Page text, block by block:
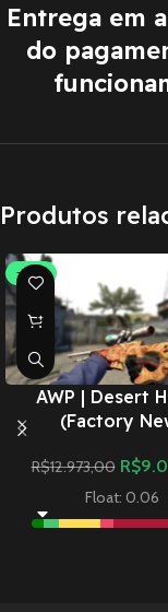
Entrega em
do
Produtos
-30%
AWP | Desert
(Factory
R$12.973,00 R$
Float: 0.06